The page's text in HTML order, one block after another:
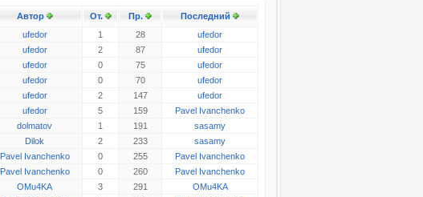
Автор От. Пр.
Последний
ufedor 1 28
ufedor
ufedor 2 87
ufedor
ufedor 0 75
ufedor
ufedor 0 70
ufedor
ufedor 2 147
ufedor
ufedor 5 159
Pavel Ivanchenko
dolmatov 1 191
sasamy
Dilok 2 233
sasamy
Pavel Ivanchenko 0 255
Pavel Ivanchenko
Pavel Ivanchenko 0 260
Pavel Ivanchenko
OMu4KA 3 291
OMu4KA